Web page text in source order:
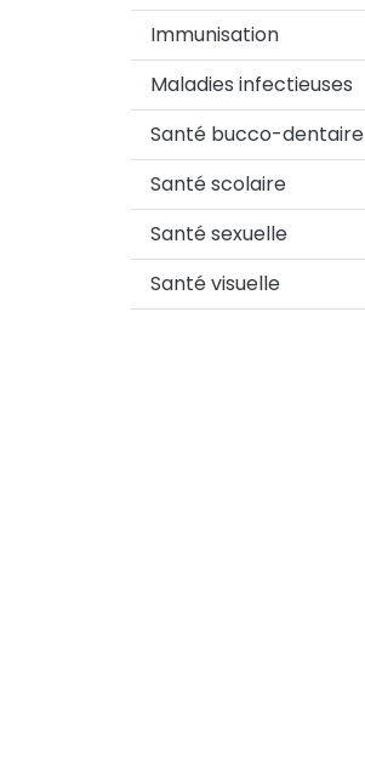
Immunisation
Maladies infectieuses
Santé bucco-dentaire
Santé scolaire
Santé sexuelle
Santé visuelle